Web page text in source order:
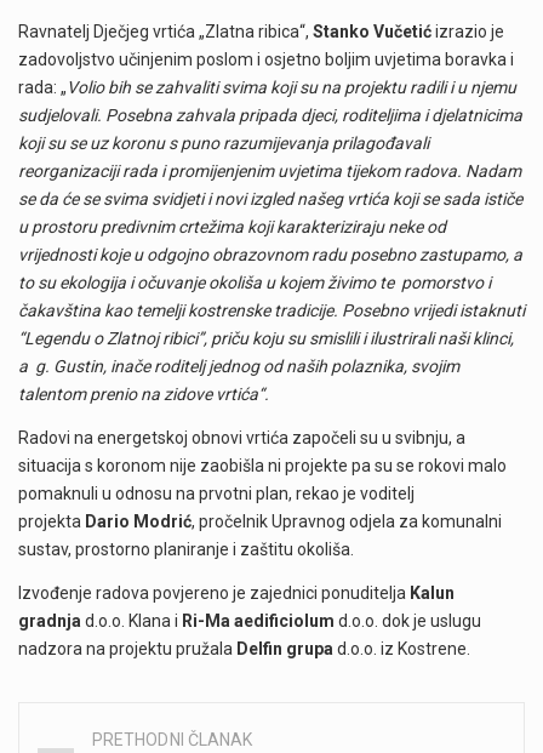
Ravnatelj Dječjeg vrtića „Zlatna ribica“, Stanko Vučetićizrazio je
zadovoljstvo učinjenim poslom i osjetno boljim uvjetima boravka i
rada: „Volio bih se zahvaliti svima koji su na projektu radili i u njemu
sudjelovali. Posebna zahvala pripada djeci, roditeljima i djelatnicima
koji su se uz koronu s puno razumijevanja prilagođavali
reorganizaciji rada i promijenjenim uvjetima tijekom radova. Nadam
se da će se svima svidjeti i novi izgled našeg vrtića koji se sada ističe
u prostoru predivnim crtežima koji karakteriziraju neke od
vrijednosti koje u odgojno obrazovnom radu posebno zastupamo, a
to su ekologija i očuvanje okoliša u kojem živimo te pomorstvo i
čakavština kao temelji kostrenske tradicije. Posebno vrijedi istaknuti
“Legendu o Zlatnoj ribici”, priču koju su smislili i ilustrirali naši klinci,
a g. Gustin, inače roditelj jednog od naših polaznika, svojim
talentom prenio na zidove vrtića“.
Radovi na energetskoj obnovi vrtića započeli su u svibnju, a
situacija s koronom nije zaobišla ni projekte pa su se rokovi malo
pomaknuli u odnosu na prvotni plan, rekao je voditelj
projekta Dario Modrić, pročelnik Upravnog odjela za komunalni
sustav, prostorno planiranje i zaštitu okoliša.
Izvođenje radova povjereno je zajednici ponuditelja Kalun
gradnja d.o.o. Klana i Ri-Ma aedificiolum d.o.o. dok je uslugu
nadzora na projektu pružala Delfin grupa d.o.o. iz Kostrene.
PRETHODNI ČLANAK